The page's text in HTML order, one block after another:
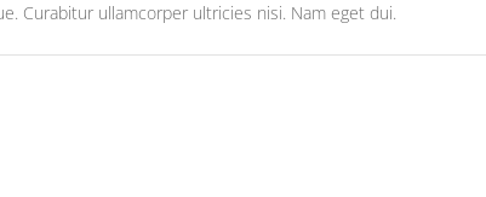
Curabitur ullamcorper ultricies nisi. Nam eget dui.